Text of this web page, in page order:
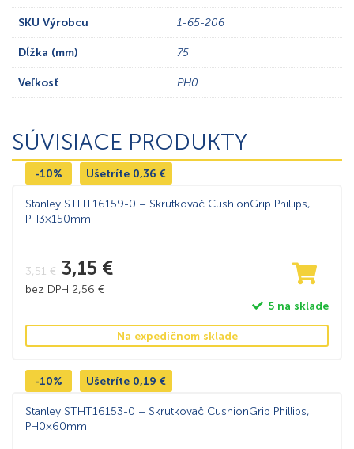
SKU Výrobcu 1-65-206
Dĺžka (mm) 75
Veľkosť PH0
SÚVISIACE PRODUKTY
-10% Ušetríte 0,36 €
Stanley STHT16159-0 – Skrutkovač CushionGrip Phillips,
PH3×150mm
3,51€ 3,15 €
bez DPH 2,56 €
5 na sklade
Na expedičnom sklade
-10% Ušetríte 0,19 €
Stanley STHT16153-0 – Skrutkovač CushionGrip Phillips,
PH0×60mm